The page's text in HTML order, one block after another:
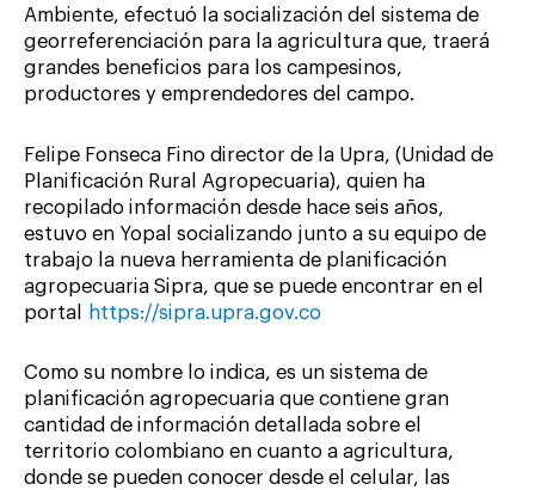
Ambiente, efectuó la socialización del sistema de
georreferenciación para la agricultura que, traerá
grandes beneficios para los campesinos,
productores y emprendedores del campo.
Felipe Fonseca Fino director de la Upra, (Unidad de
Planificación Rural Agropecuaria), quien ha
recopilado información desde hace seis años,
estuvo en Yopal socializando junto a su equipo de
trabajo la nueva herramienta de planificación
agropecuaria Sipra, que se puede encontrar en el
portal
https://sipra.upra.gov.co
Como su nombre lo indica, es un sistema de
planificación agropecuaria que contiene gran
cantidad de información detallada sobre el
territorio colombiano en cuanto a agricultura,
donde se pueden conocer desde el celular, las